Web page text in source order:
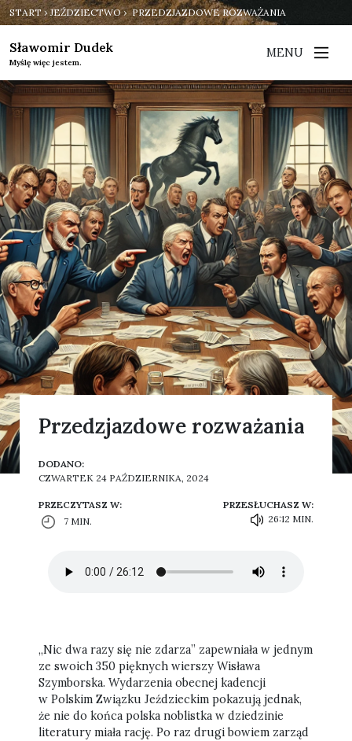
START›JEŹDZIECTWO› PRZEDZJAZDOWE ROZWAŻANIA
Sławomir Dudek
Myślę więc jestem.
MENU
Przedzjazdowe rozważania
DODANO:
CZWARTEK 24 PAŹDZIERNIKA, 2024
PRZECZYTASZ W:
7 MIN.
PRZESŁUCHASZ W:
26:12 MIN.
„Nic dwa razy się nie zdarza” zapewniała w jednym
ze swoich 350 pięknych wierszy Wisława
Szymborska. Wydarzenia obecnej kadencji
w Polskim Związku Jeździeckim pokazują jednak,
że nie do końca polska noblistka w dziedzinie
literatury miała rację. Po raz drugi bowiem zarząd